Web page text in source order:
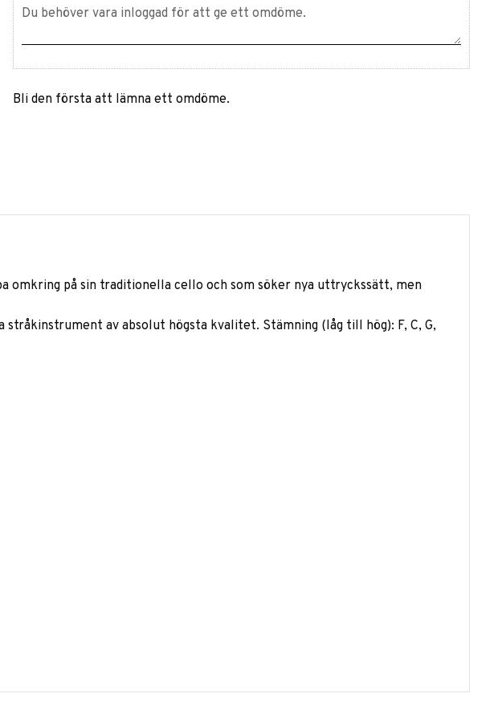
Bli den första att lämna ett omdöme.
på sin traditionella cello och som söker nya uttryckssätt, men
av absolut högsta kvalitet. Stämning (låg till hög): F, C, G,